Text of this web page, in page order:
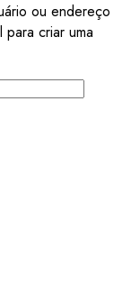
ou endereço
criar uma